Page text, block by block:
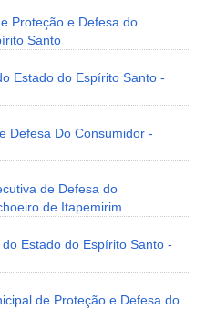
Proteção e Defesa do
Santo
Estado do Espírito Santo -
Defesa Do Consumidor -
de Defesa do
de Itapemirim
Estado do Espírito Santo -
de Proteção e Defesa do